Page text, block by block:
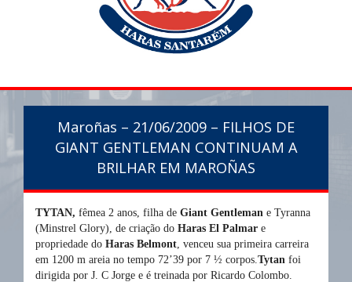
Maroñas – 21/06/2009 – FILHOS DE
GIANT GENTLEMAN CONTINUAM A
BRILHAR EM MAROÑAS
TYTAN, fêmea 2 anos, filha de Giant Gentleman e Tyranna
(Minstrel Glory), de criação do Haras El Palmar e
propriedade do Haras Belmont , venceu sua primeira carreira
em 1200 m areia no tempo 72’39 por 7 ½ corpos. Tytan foi
dirigida por J. C Jorge e é treinada por Ricardo Colombo.